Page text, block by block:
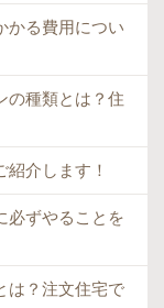
かる費用につい
の種類とは？住
介します！
必ずやることを
は？注文住宅で